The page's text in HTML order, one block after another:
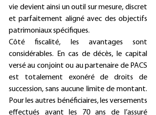
vie devient ainsi un outil sur mesure, discret
et parfaitement aligné avec des objectifs
patrimoniaux spécifiques.
Côté fiscalité, les avantages sont
considérables. En cas de décès, le capital
versé au conjoint ou au partenaire de PACS
est totalement exonéré de droits de
succession, sans aucune limite de montant.
Pour les autres bénéficiaires, les versements
effectués avant les 70 ans de l’assuré